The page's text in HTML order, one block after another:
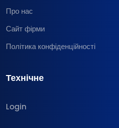
Про нас
Сайт фірми
Політика конфіденційності
Технічне
Login